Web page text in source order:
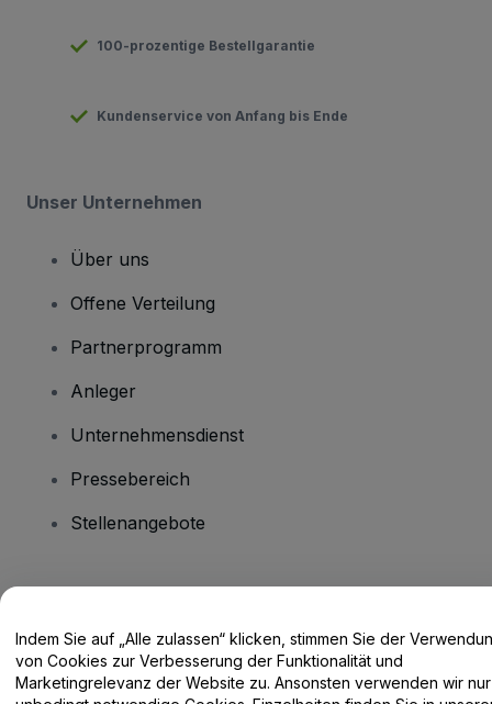
100-prozentige Bestellgarantie
Kundenservice von Anfang bis Ende
Unser Unternehmen
Über uns
Offene Verteilung
Partnerprogramm
Anleger
Unternehmensdienst
Pressebereich
Stellenangebote
Hilfe-Center / Kontakt
Indem Sie auf „Alle zulassen“ klicken, stimmen Sie der
von Cookies zur Verbesserung der Funktionalität und
Marketingrelevanz der Website zu. Ansonsten verwenden wir nur